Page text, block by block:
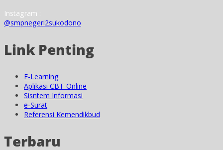
Instagram :
@smpnegeri2sukodono
Link Penting
E-Learning
Aplikasi CBT Online
Sisntem Informasi
e-Surat
Referensi Kemendikbud
Terbaru